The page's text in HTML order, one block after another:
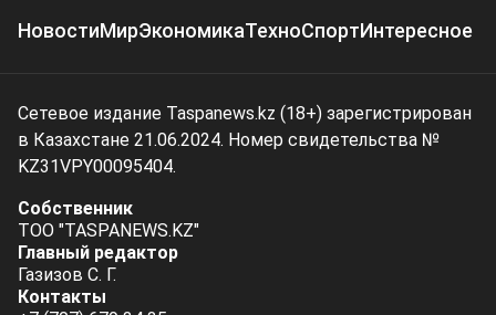
НовостиМирЭкономикаТехноСпортИнтересное
Сетевое издание Taspanews.kz (18+) зарегистрирован
в Казахстане 21.06.2024. Номер свидетельства №
KZ31VPY00095404.
Собственник
ТОО "TASPANEWS.KZ"
Главный редактор
Газизов С. Г.
Контакты